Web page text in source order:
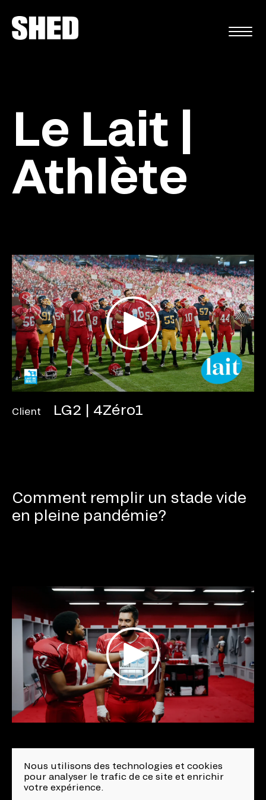
Le Lait |
Athlète
Client LG2 | 4Zéro1
Comment remplir un stade vide
en pleine pandémie?
Réalisateur
Nous utilisons des technologies et cookies
pour analyser le trafic de ce site et enrichir
votre expérience.